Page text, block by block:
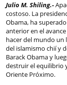
Julio M. Shiling.-
costoso. La
Obama, ha
anterior en el
hacer del mundo un
del islamismo chií y
Barack Obama y
destruir el equilibrio
Oriente Próximo.